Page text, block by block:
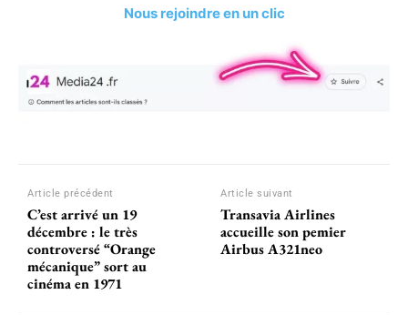
Nous rejoindre en un clic
Article précédent
C’est arrivé un 19
décembre : le très
controversé “Orange
mécanique” sort au
cinéma en 1971
Article suivant
Transavia Airlines
accueille son pemier
Airbus A321neo